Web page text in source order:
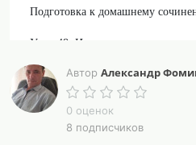
Подготовка к домашнему
Урок 48. Итоговая контрольная
(письменный ответ, тесты,
Конспекты уроков составлены в
федеральной рабочей программой
(2025 год)
Автор Александр
0 оценок
8 подписчиков